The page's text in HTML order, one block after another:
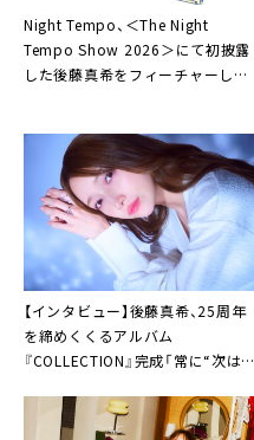
Night Tempo、＜The Night
Tempo Show 2026＞にて初披露
した後藤真希をフィーチャーした
【インタビュー】後藤真希、25周年
を締めくくるアルバム
『COLLECTION』完成「常に“次はど